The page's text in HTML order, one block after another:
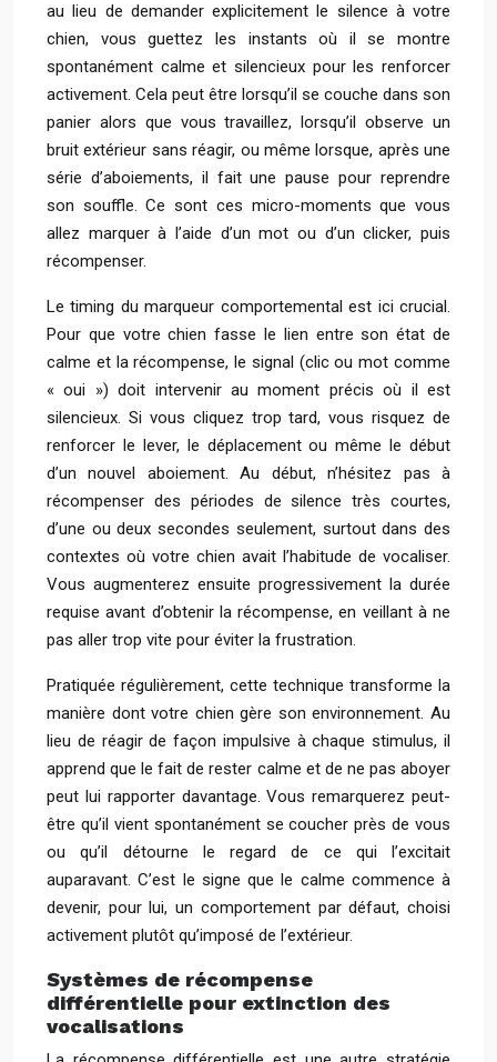
au lieu de demander explicitement le silence à votre
chien, vous guettez les instants où il se montre
spontanément calme et silencieux pour les renforcer
activement. Cela peut être lorsqu’il se couche dans son
panier alors que vous travaillez, lorsqu’il observe un
bruit extérieur sans réagir, ou même lorsque, après une
série d’aboiements, il fait une pause pour reprendre
son souffle. Ce sont ces micro-moments que vous
allez marquer à l’aide d’un mot ou d’un clicker, puis
récompenser.
Le timing du marqueur comportemental est ici crucial.
Pour que votre chien fasse le lien entre son état de
calme et la récompense, le signal (clic ou mot comme
« oui ») doit intervenir au moment précis où il est
silencieux. Si vous cliquez trop tard, vous risquez de
renforcer le lever, le déplacement ou même le début
d’un nouvel aboiement. Au début, n’hésitez pas à
récompenser des périodes de silence très courtes,
d’une ou deux secondes seulement, surtout dans des
contextes où votre chien avait l’habitude de vocaliser.
Vous augmenterez ensuite progressivement la durée
requise avant d’obtenir la récompense, en veillant à ne
pas aller trop vite pour éviter la frustration.
Pratiquée régulièrement, cette technique transforme la
manière dont votre chien gère son environnement. Au
lieu de réagir de façon impulsive à chaque stimulus, il
apprend que le fait de rester calme et de ne pas aboyer
peut lui rapporter davantage. Vous remarquerez peut-
être qu’il vient spontanément se coucher près de vous
ou qu’il détourne le regard de ce qui l’excitait
auparavant. C’est le signe que le calme commence à
devenir, pour lui, un comportement par défaut, choisi
activement plutôt qu’imposé de l’extérieur.
Systèmes de récompense
différentielle pour extinction des
vocalisations